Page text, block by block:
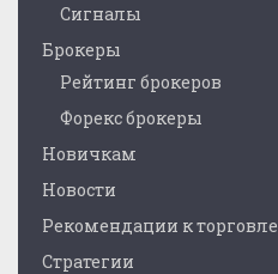
Сигналы
Брокеры
Рейтинг брокеров
Форекс брокеры
Новичкам
Новости
Рекомендации к торговле
Стратегии